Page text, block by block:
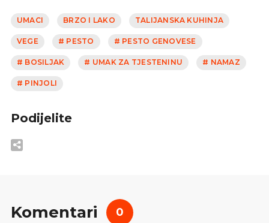
UMACI BRZO I LAKO TALIJANSKA KUHINJA
VEGE # PESTO # PESTO GENOVESE
# BOSILJAK # UMAK ZA TJESTENINU # NAMAZ
# PINJOLI
Podijelite
Komentari 0